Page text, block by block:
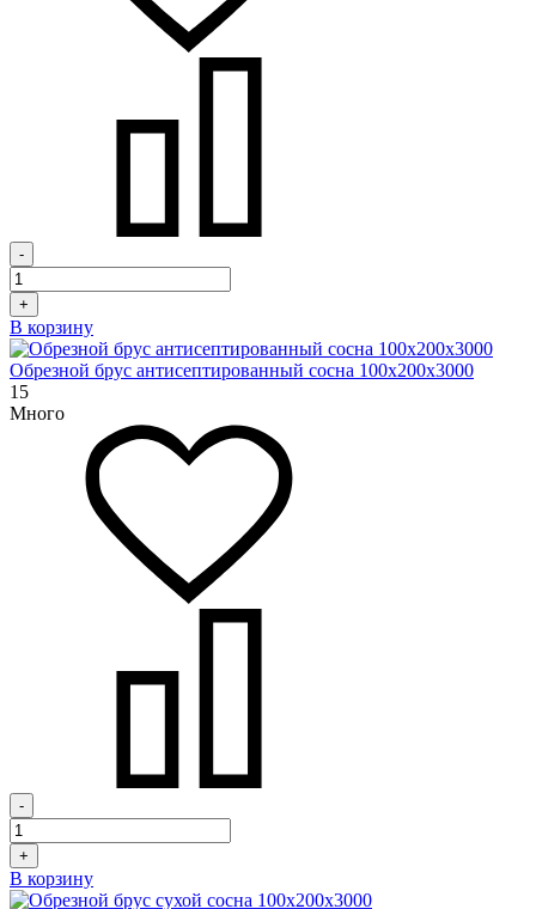
-
+
В корзину
Обрезной брус антисептированный сосна 100х200х3000
15
Много
-
+
В корзину